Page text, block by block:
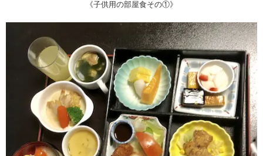
《子供用の部屋食その①》